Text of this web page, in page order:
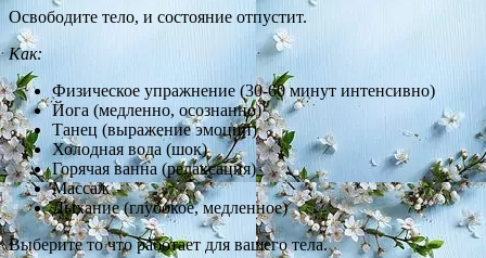
Освободите тело, и состояние отпустит.
Как:
Физическое упражнение (30-60 минут интенсивно)
Йога (медленно, осознанно)
Танец (выражение эмоций)
Холодная вода (шок)
Горячая ванна (релаксация)
Массаж
Дыхание (глубокое, медленное)
Выберите то что работает для вашего тела.